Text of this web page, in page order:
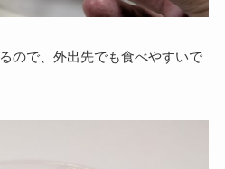
ので、外出先でも食べやすいで